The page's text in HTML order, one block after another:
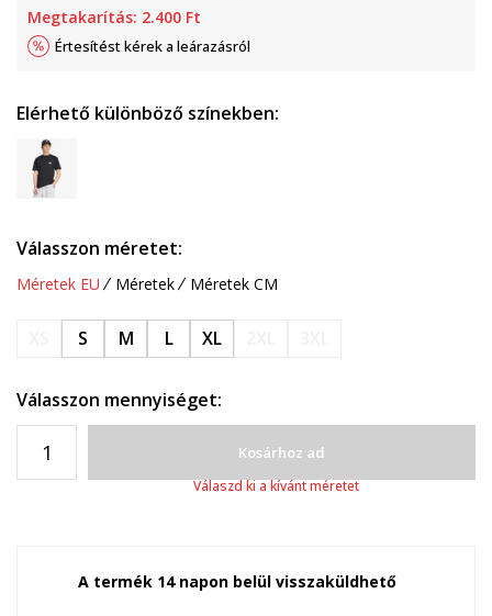
Megtakarítás: 2.400 Ft
Értesítést kérek a leárazásról
Elérhető különböző színekben:
Válasszon méretet:
Méretek EU Méretek Méretek CM
S M L XL
Válasszon mennyiséget:
Kosárhoz ad
Válaszd ki a kívánt méretet
A termék 14 napon belül visszaküldhető